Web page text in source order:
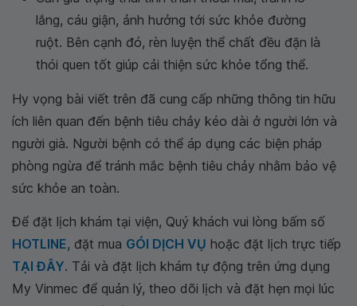
lắng, cáu giận, ảnh hưởng tới sức khỏe đường
ruột. Bên cạnh đó, rèn luyện thể chất đều đặn là
thói quen tốt giúp cải thiện sức khỏe tổng thể.
Hy vọng bài viết trên đã cung cấp những thông tin hữu
ích liên quan đến bệnh tiêu chảy kéo dài ở người lớn và
người già. Người bệnh có thể áp dụng các biện pháp
phòng ngừa để tránh mắc bệnh tiêu chảy nhằm bảo vệ
sức khỏe an toàn.
Để đặt lịch khám tại viện, Quý khách vui lòng bấm số
HOTLINE, đặt mua GÓI DỊCH VỤ hoặc đặt lịch trực tiếp
TẠI ĐÂY. Tải và đặt lịch khám tự động trên ứng dụng
My Vinmec để quản lý, theo dõi lịch và đặt hẹn mọi lúc